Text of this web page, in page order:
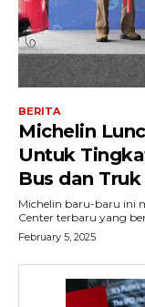
BERITA
Michelin
Untuk
Bus dan
Michelin baru-baru ini
Center terbaru yang
February 5, 2025